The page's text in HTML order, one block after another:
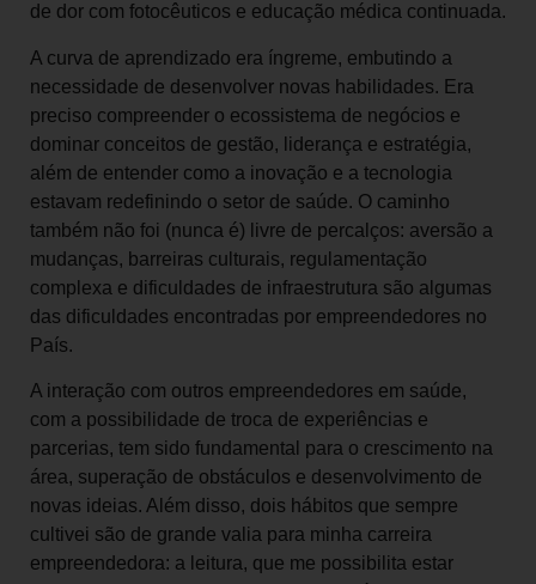
de dor com fotocêuticos e educação médica continuada.
A curva de aprendizado era íngreme, embutindo a
necessidade de desenvolver novas habilidades. Era
preciso compreender o ecossistema de negócios e
dominar conceitos de gestão, liderança e estratégia,
além de entender como a inovação e a tecnologia
estavam redefinindo o setor de saúde. O caminho
também não foi (nunca é) livre de percalços: aversão a
mudanças, barreiras culturais, regulamentação
complexa e dificuldades de infraestrutura são algumas
das dificuldades encontradas por empreendedores no
País.
A interação com outros empreendedores em saúde,
com a possibilidade de troca de experiências e
parcerias, tem sido fundamental para o crescimento na
área, superação de obstáculos e desenvolvimento de
novas ideias. Além disso, dois hábitos que sempre
cultivei são de grande valia para minha carreira
empreendedora: a leitura, que me possibilita estar